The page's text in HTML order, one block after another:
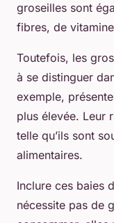
groseilles sont
fibres, de
Toutefois, les
à se distinguer
exemple,
plus élevée. Leur
telle qu’ils sont
alimentaires.
Inclure ces baies
nécessite pas de